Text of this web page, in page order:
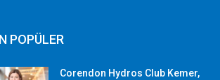
POPÜLER
Corendon Hydros Club Kemer,